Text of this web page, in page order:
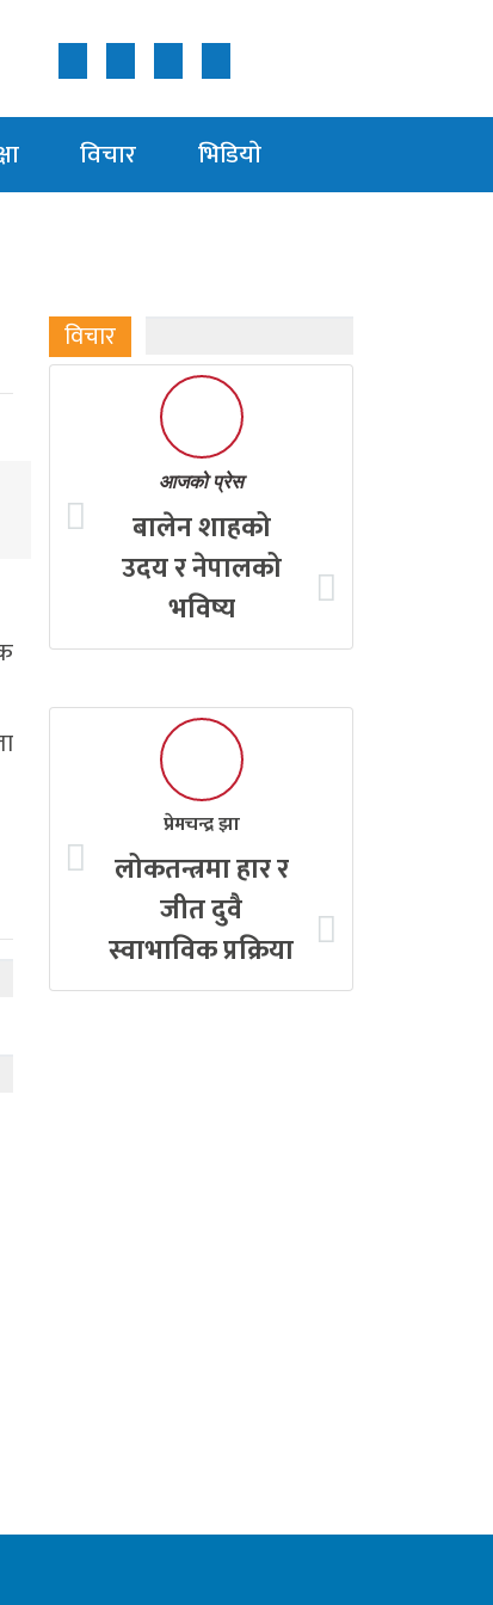
विचार भिडियाे
विचार
आजको प्रेस
बालेन शाहको
उदय र नेपालको
भविष्य
प्रेमचन्द्र झा
लोकतन्त्रमा हार र
जीत दुवै
स्वाभाविक प्रक्रिया